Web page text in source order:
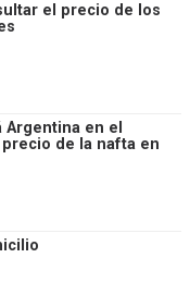
el precio de los
Argentina en el
de la nafta en